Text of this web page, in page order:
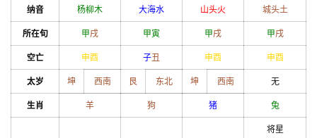
纳音 杨柳木 大海水 山头火 城头土
所在旬 甲戌 甲寅 甲戌 甲戌
空亡 申酉 子丑 申酉 申酉
太岁 坤 西南 艮 东北 坤 西南 无
生肖 羊 狗 猪 兔
将星